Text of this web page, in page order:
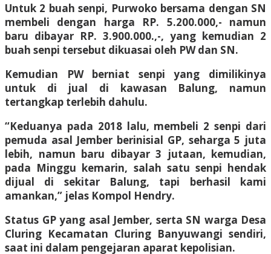
Untuk 2 buah senpi, Purwoko bersama dengan SN
membeli dengan harga RP. 5.200.000,- namun
baru dibayar RP. 3.900.000.,-, yang kemudian 2
buah senpi tersebut dikuasai oleh PW dan SN.
Kemudian PW berniat senpi yang dimilikinya
untuk di jual di kawasan Balung, namun
tertangkap terlebih dahulu.
“Keduanya pada 2018 lalu, membeli 2 senpi dari
pemuda asal Jember berinisial GP, seharga 5 juta
lebih, namun baru dibayar 3 jutaan, kemudian,
pada Minggu kemarin, salah satu senpi hendak
dijual di sekitar Balung, tapi berhasil kami
amankan,” jelas Kompol Hendry.
Status GP yang asal Jember, serta SN warga Desa
Cluring Kecamatan Cluring Banyuwangi sendiri,
saat ini dalam pengejaran aparat kepolisian.